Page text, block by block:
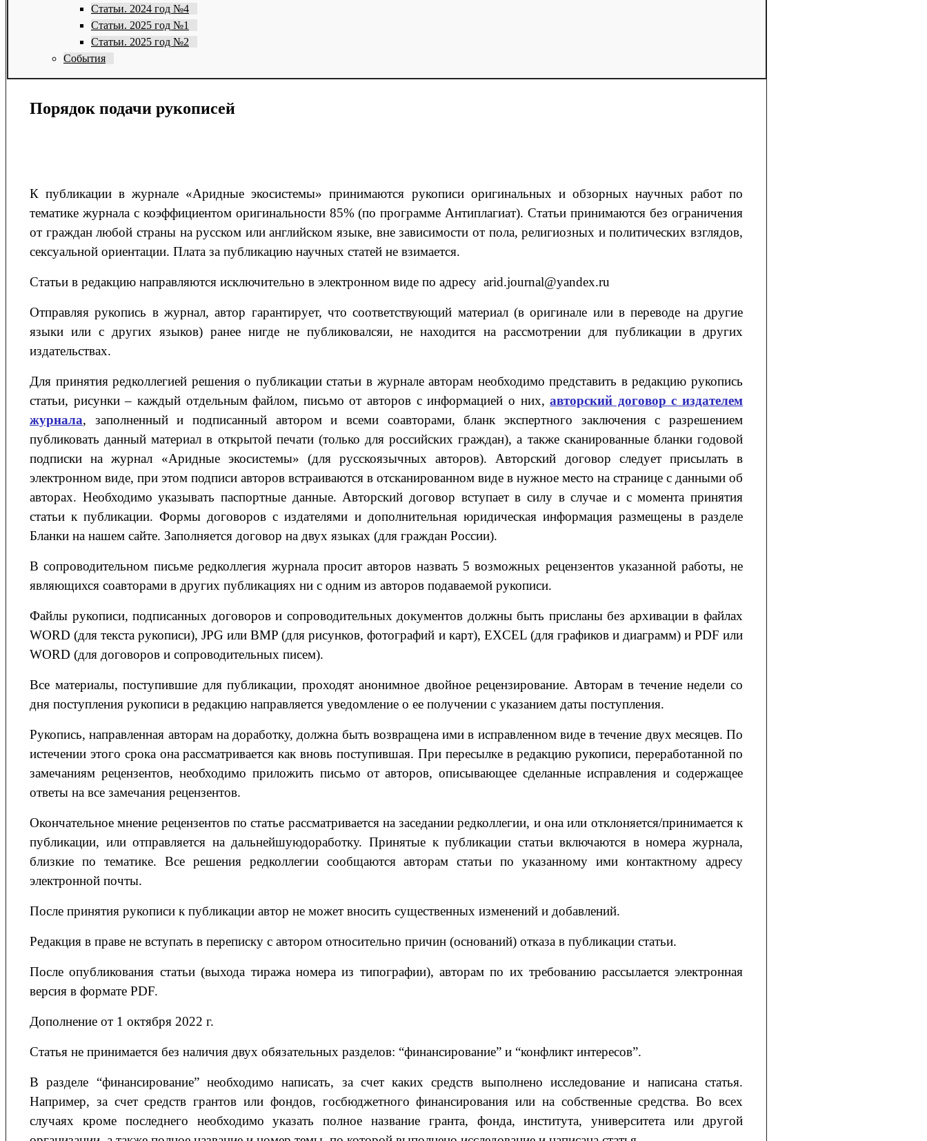
Статьи. 2024 год №4
Статьи. 2025 год №1
Статьи. 2025 год №2
События
Порядок подачи рукописей
К публикации в журнале «Аридные экосистемы» принимаются рукописи оригинальных и обзорных научных работ по
тематике журнала с коэффициентом оригинальности 85% (по программе Антиплагиат). Статьи принимаются без ограничения
от граждан любой страны на русском или английском языке, вне зависимости от пола, религиозных и политических взглядов,
сексуальной ориентации. Плата за публикацию научных статей не взимается.
Статьи в редакцию направляются исключительно в электронном виде по адресу arid.journal@yandex.ru
Отправляя рукопись в журнал, автор гарантирует, что соответствующий материал (в оригинале или в переводе на другие
языки или с других языков) ранее нигде не публиковалсяи, не находится на рассмотрении для публикации в других
издательствах.
Для принятия редколлегией решения о публикации статьи в журнале авторам необходимо представить в редакцию рукопись
статьи, рисунки – каждый отдельным файлом, письмо от авторов с информацией о них,авторский договор с издателем
журнала, заполненный и подписанный автором и всеми соавторами, бланк экспертного заключения с разрешением
публиковать данный материал в открытой печати (только для российских граждан), а также сканированные бланки годовой
подписки на журнал «Аридные экосистемы» (для русскоязычных авторов). Авторский договор следует присылать в
электронном виде, при этом подписи авторов встраиваются в отсканированном виде в нужное место на странице с данными об
авторах. Необходимо указывать паспортные данные. Авторский договор вступает в силу в случае и с момента принятия
статьи к публикации. Формы договоров с издателями и дополнительная юридическая информация размещены в разделе
Бланки на нашем сайте. Заполняется договор на двух языках (для граждан России).
В сопроводительном письме редколлегия журнала просит авторов назвать 5 возможных рецензентов указанной работы, не
являющихся соавторами в других публикациях ни с одним из авторов подаваемой рукописи.
Файлы рукописи, подписанных договоров и сопроводительных документов должны быть присланы без архивации в файлах
WORD (для текста рукописи), JPG или BMP (для рисунков, фотографий и карт), EXCEL (для графиков и диаграмм) и PDF или
WORD (для договоров и сопроводительных писем).
Все материалы, поступившие для публикации, проходят анонимное двойное рецензирование. Авторам в течение недели со
дня поступления рукописи в редакцию направляется уведомление о ее получении с указанием даты поступления.
Рукопись, направленная авторам на доработку, должна быть возвращена ими в исправленном виде в течение двух месяцев. По
истечении этого срока она рассматривается как вновь поступившая. При пересылке в редакцию рукописи, переработанной по
замечаниям рецензентов, необходимо приложить письмо от авторов, описывающее сделанные исправления и содержащее
ответы на все замечания рецензентов.
Окончательное мнение рецензентов по статье рассматривается на заседании редколлегии, и она или отклоняется/принимается к
публикации, или отправляется на дальнейшуюдоработку. Принятые к публикации статьи включаются в номера журнала,
близкие по тематике. Все решения редколлегии сообщаются авторам статьи по указанному ими контактному адресу
электронной почты.
После принятия рукописи к публикации автор не может вносить существенных изменений и добавлений.
Редакция в праве не вступать в переписку с автором относительно причин (оснований) отказа в публикации статьи.
После опубликования статьи (выхода тиража номера из типографии), авторам по их требованию рассылается электронная
версия в формате PDF.
Дополнение от 1 октября 2022 г.
Статья не принимается без наличия двух обязательных разделов: “финансирование” и “конфликт интересов”.
В разделе “финансирование” необходимо написать, за счет каких средств выполнено исследование и написана статья.
Например, за счет средств грантов или фондов, госбюджетного финансирования или на собственные средства. Во всех
случаях кроме последнего необходимо указать полное название гранта, фонда, института, университета или другой